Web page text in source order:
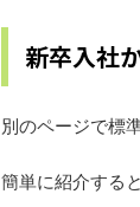
新卒入社
別のページで標
簡単に紹介する